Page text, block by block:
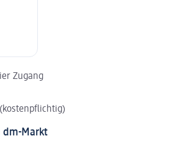
Zugang
dm-Markt